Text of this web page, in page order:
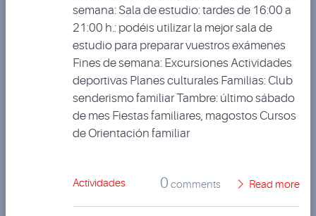
semana: Sala de estudio: tardes de 16:00 a
21:00 h.: podéis utilizar la mejor sala de
estudio para preparar vuestros exámenes
Fines de semana: Excursiones Actividades
deportivas Planes culturales Familias: Club
senderismo familiar Tambre: último sábado
de mes Fiestas familiares, magostos Cursos
de Orientación familiar
Actividades 0 comments Read more